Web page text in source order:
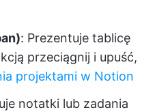
: Prezentuje tablicę
przeciągnij i upuść,
projektami w Notion
notatki lub zadania